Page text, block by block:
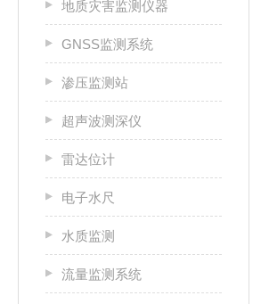
地质灾害监测仪器
GNSS监测系统
渗压监测站
超声波测深仪
雷达位计
电子水尺
水质监测
流量监测系统